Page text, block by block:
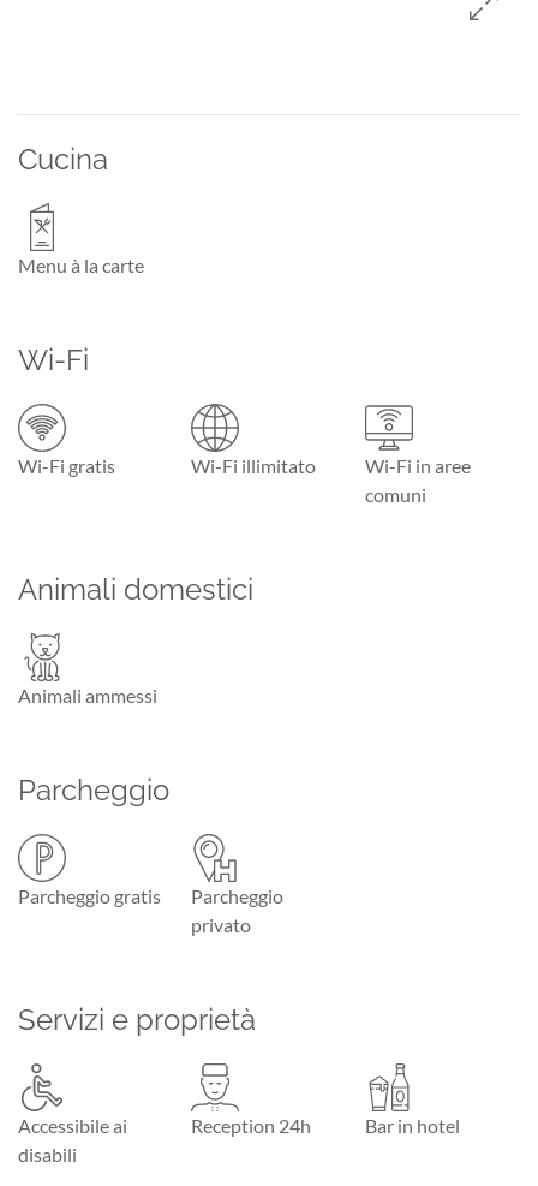
Cucina
Menu à la carte
Wi-Fi
Wi-Fi gratis Wi-Fi illimitato
Wi-Fi in aree
comuni
Animali domestici
Animali ammessi
Parcheggio
Parcheggio gratis
Parcheggio
privato
Servizi e proprietà
Accessibile ai
disabili
Reception 24h Bar in hotel